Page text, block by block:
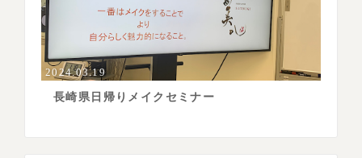
2024.03.19
長崎県日帰りメイクセミナー